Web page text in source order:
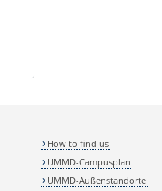
How to find us
UMMD-Campusplan
UMMD-Außenstandorte